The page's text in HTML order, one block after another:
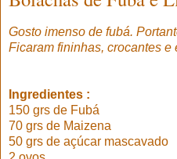
Gosto imenso de fubá.
Ficaram fininhas, crocantes e
Ingredientes :
150 grs de Fubá
70 grs de Maizena
50 grs de açúcar mascavado